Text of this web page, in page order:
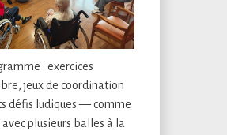
: exercices
jeux de coordination
défis ludiques — comme
plusieurs balles à la